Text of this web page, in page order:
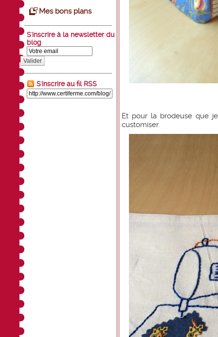
Mes bons plans
S'inscrire à la newsletter du
blog
Valider
S'inscrire au fil RSS
Et pour la brodeuse que
customiser.